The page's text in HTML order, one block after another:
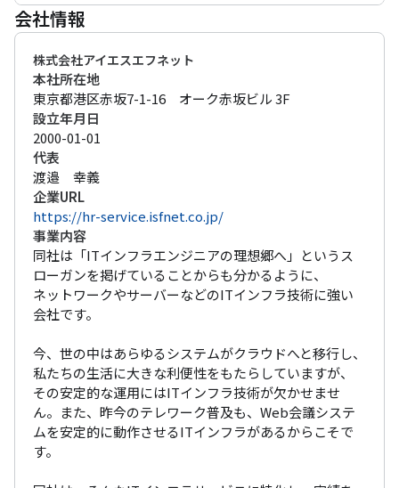
会社情報
株式会社アイエスエフネット
本社所在地
東京都港区赤坂7-1-16　オーク赤坂ビル 3F
設立年月日
2000-01-01
代表
渡邉　幸義
企業URL
https://hr-service.isfnet.co.jp/
事業内容
同社は「ITインフラエンジニアの理想郷へ」というス
ローガンを掲げていることからも分かるように、
ネットワークやサーバーなどのITインフラ技術に強い
会社です。
今、世の中はあらゆるシステムがクラウドへと移行し、
私たちの生活に大きな利便性をもたらしていますが、
その安定的な運用にはITインフラ技術が欠かせませ
ん。また、昨今のテレワーク普及も、Web会議システ
ムを安定的に動作させるITインフラがあるからこそで
す。